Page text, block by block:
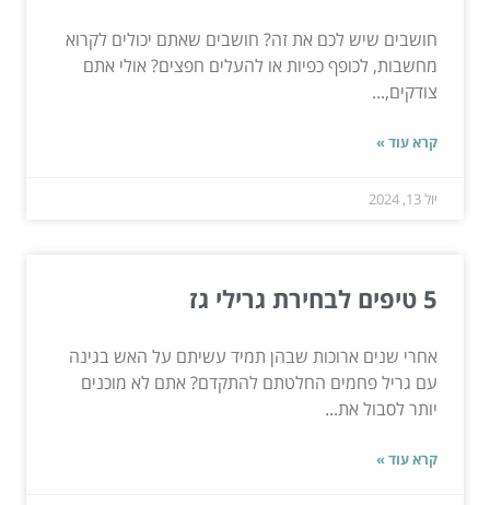
חושבים שיש לכם את זה? חושבים שאתם יכולים לקרוא
מחשבות, לכופף כפיות או להעלים חפצים? אולי אתם
צודקים,...
קרא עוד »
יול 13, 2024
5 טיפים לבחירת גרילי גז
אחרי שנים ארוכות שבהן תמיד עשיתם על האש בגינה
עם גריל פחמים החלטתם להתקדם? אתם לא מוכנים
יותר לסבול את...
קרא עוד »